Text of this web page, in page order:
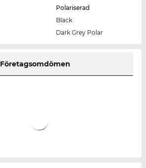
Polariserad
Black
Dark Grey Polar
Företagsomdömen